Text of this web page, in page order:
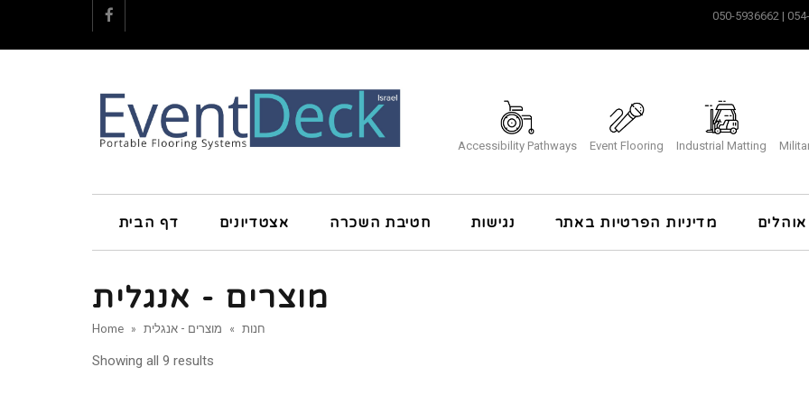
Facebook
Accessibility Pathways Event Flooring Industrial Matting
דף הבית אצטדיונים חטיבת השכרה נגישות מדיניות הפרטיות באתר אוהלים
מוצרים - אנגלית
Home » חנות » מוצרים - אנגלית
Showing all 9 results